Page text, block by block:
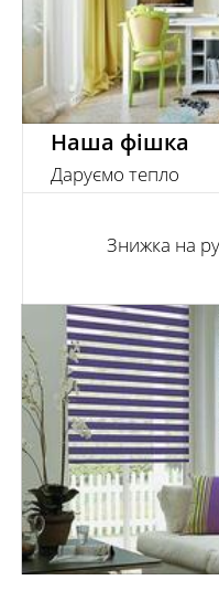
Наша фішка
Даруємо тепло
Знижка на
При замовленні
додаткова зижка -
Детальніше